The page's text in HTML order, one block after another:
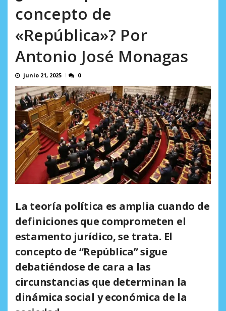
concepto de
«República»? Por
Antonio José Monagas
junio 21, 2025 0
La teoría política es amplia cuando de
definiciones que comprometen el
estamento jurídico, se trata. El
concepto de “República” sigue
debatiéndose de cara a las
circunstancias que determinan la
dinámica social y económica de la